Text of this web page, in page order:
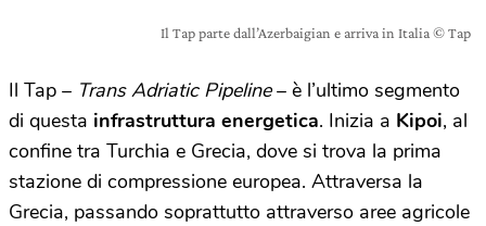
Il Tap parte dall’Azerbaigian e arriva in Italia © Tap
Il Tap – Trans Adriatic Pipeline– è l’ultimo segmento
di questa infrastruttura energetica. Inizia a Kipoi, al
confine tra Turchia e Grecia, dove si trova la prima
stazione di compressione europea. Attraversa la
Grecia, passando soprattutto attraverso aree agricole